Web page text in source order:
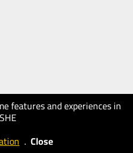
features and experiences in
. Close